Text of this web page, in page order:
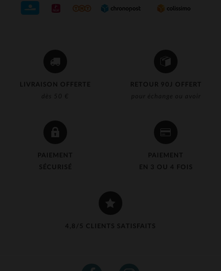
LIVRAISON OFFERTE
dès 50 €
RETOUR 90J OFFERT
pour échange ou avoir
PAIEMENT
SÉCURISÉ
PAIEMENT
EN 3 OU 4 FOIS
4,8/5 CLIENTS SATISFAITS